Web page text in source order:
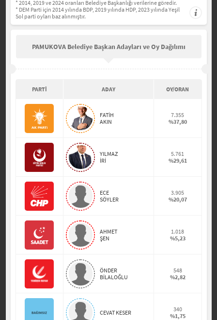
* 2014, 2019 ve 2024 oranları Belediye Başkanlığı verilerine göredir.
* DEM Parti için 2014 yılında BDP, 2019 yılında HDP, 2023 yılında Yeşil
Sol parti oyları baz alınmıştır.
PAMUKOVA Belediye Başkan Adayları ve Oy Dağılımı
PARTİ ADAY OY/ORAN
FATİH
AKIN
7.355
%37,80
YILMAZ
İRİ
5.761
%29,61
ECE
SÖYLER
3.905
%20,07
AHMET
ŞEN
1.018
%5,23
ÖNDER
BİLALOĞLU
548
%2,82
CEVAT KESER
340
%1,75